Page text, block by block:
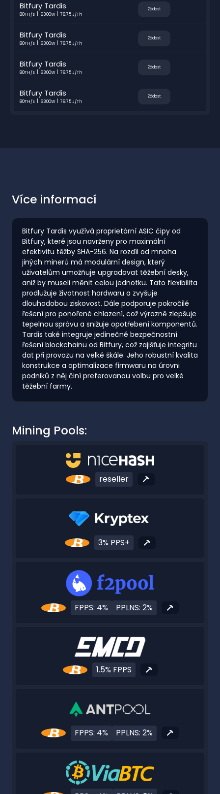
Bitfury Tardis
80TH/s 6300W 78.75 J/Th
Žádost
Bitfury Tardis
80TH/s 6300W 78.75 J/Th
Žádost
Bitfury Tardis
80TH/s 6300W 78.75 J/Th
Žádost
Bitfury Tardis
80TH/s 6300W 78.75 J/Th
Žádost
Více informací
Bitfury Tardis využívá proprietární ASIC čipy od
Bitfury, které jsou navrženy pro maximální
efektivitu těžby SHA-256. Na rozdíl od mnoha
jiných minerů má modulární design, který
uživatelům umožňuje upgradovat těžební desky,
aniž by museli měnit celou jednotku. Tato flexibilita
prodlužuje životnost hardwaru a zvyšuje
dlouhodobou ziskovost. Dále podporuje pokročilé
řešení pro ponořené chlazení, což výrazně zlepšuje
tepelnou správu a snižuje opotřebení komponentů.
Tardis také integruje jedinečné bezpečnostní
řešení blockchainu od Bitfury, což zajišťuje integritu
dat při provozu na velké škále. Jeho robustní kvalita
konstrukce a optimalizace firmwaru na úrovni
podniků z něj činí preferovanou volbu pro velké
těžební farmy.
Mining Pools:
reseller
3% PPS+
FPPS: 4% PPLNS: 2%
1.5% FPPS
FPPS: 4% PPLNS: 2%